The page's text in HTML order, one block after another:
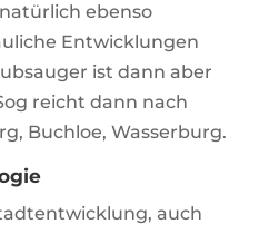
ebenso
Entwicklungen
ist dann aber
reicht dann nach
Buchloe, Wasserburg.
auch